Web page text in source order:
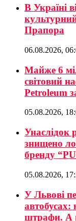
В Україні
Прапора
06.08.2026,
Майже 6
світовий
Petroleum
05.08.2026,
Унаслідок
знищено
бренду
05.08.2026,
У Львові
штрафи. А